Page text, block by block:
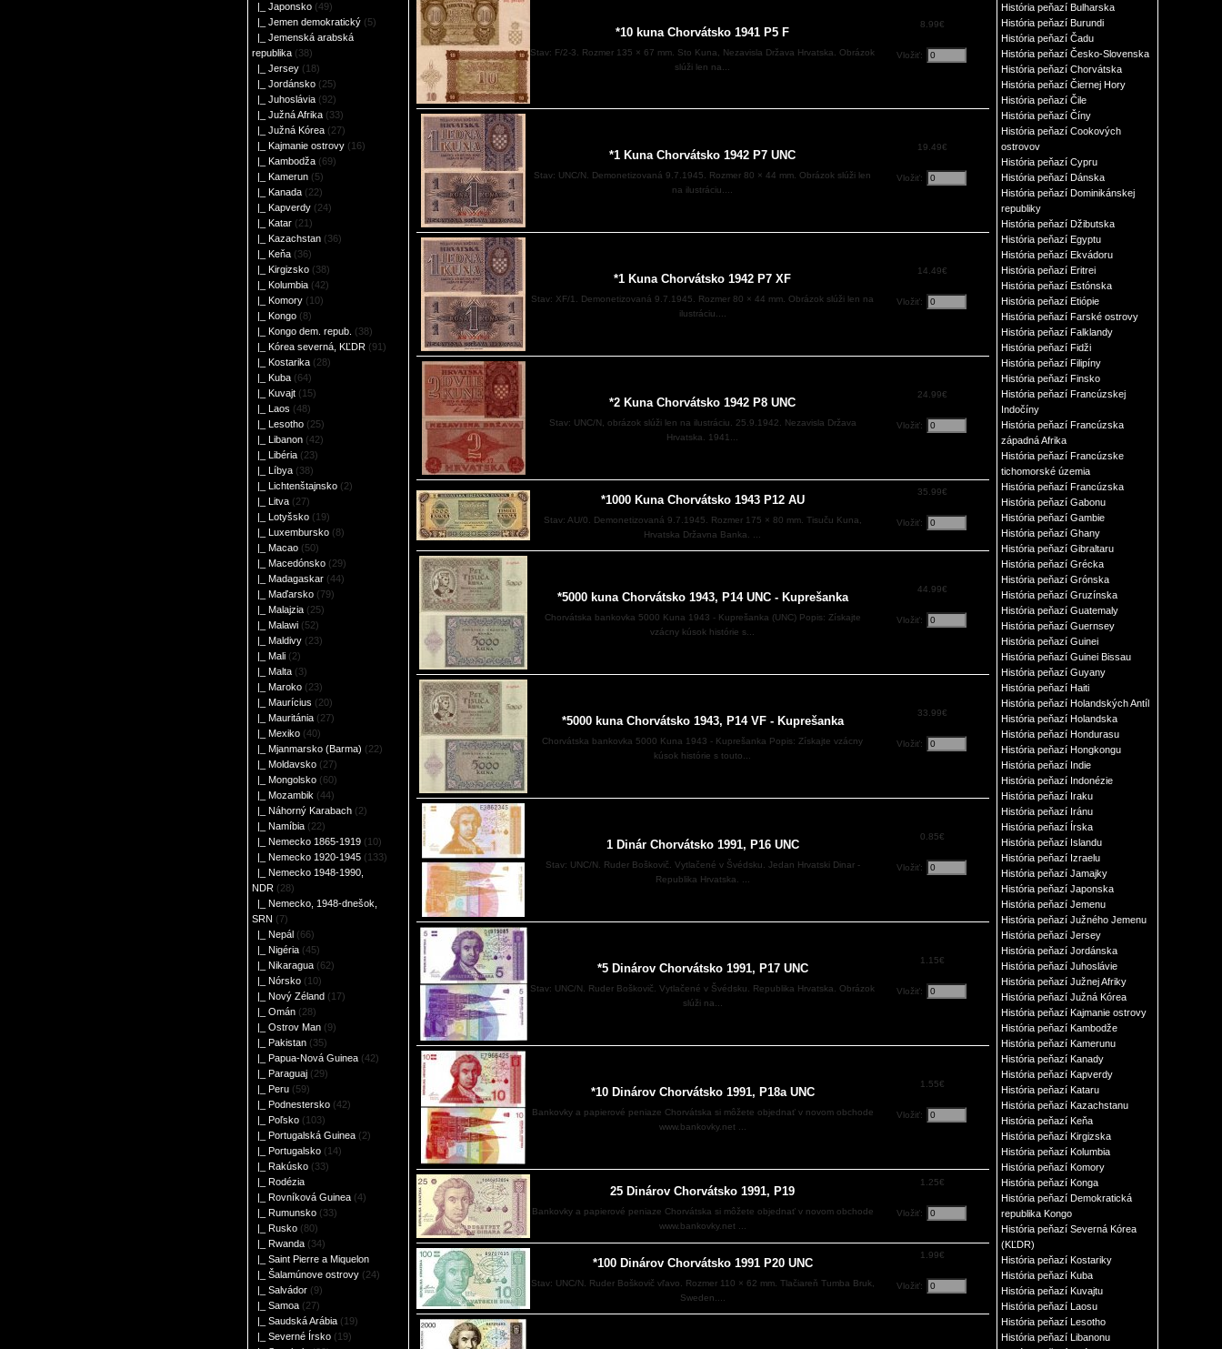
|_ Japonsko (49)
|_ Jemen demokratický (5)
|_ Jemenská arabská
republika (38)
|_ Jersey (18)
|_ Jordánsko (25)
|_ Juhoslávia (92)
|_ Južná Afrika (33)
|_ Južná Kórea (27)
|_ Kajmanie ostrovy (16)
|_ Kambodža (69)
|_ Kamerun (5)
|_ Kanada (22)
|_ Kapverdy (24)
|_ Katar (21)
|_ Kazachstan (36)
|_ Keňa (36)
|_ Kirgizsko (38)
|_ Kolumbia (42)
|_ Komory (10)
|_ Kongo (8)
|_ Kongo dem. repub. (38)
|_ Kórea severná, KĽDR (91)
|_ Kostarika (28)
|_ Kuba (64)
|_ Kuvajt (15)
|_ Laos (48)
|_ Lesotho (25)
|_ Libanon (42)
|_ Libéria (23)
|_ Líbya (38)
|_ Lichtenštajnsko (2)
|_ Litva (27)
|_ Lotyšsko (19)
|_ Luxembursko (8)
|_ Macao (50)
|_ Macedónsko (29)
|_ Madagaskar (44)
|_ Maďarsko (79)
|_ Malajzia (25)
|_ Malawi (52)
|_ Maldivy (23)
|_ Mali (2)
|_ Malta (3)
|_ Maroko (23)
|_ Maurícius (20)
|_ Mauritánia (27)
|_ Mexiko (40)
|_ Mjanmarsko (Barma) (22)
|_ Moldavsko (27)
|_ Mongolsko (60)
|_ Mozambik (44)
|_ Náhorný Karabach (2)
|_ Namíbia (22)
|_ Nemecko 1865-1919 (10)
|_ Nemecko 1920-1945 (133)
|_ Nemecko 1948-1990,
NDR (28)
|_ Nemecko, 1948-dnešok,
SRN (7)
|_ Nepál (66)
|_ Nigéria (45)
|_ Nikaragua (62)
|_ Nórsko (10)
|_ Nový Zéland (17)
|_ Omán (28)
|_ Ostrov Man (9)
|_ Pakistan (35)
|_ Papua-Nová Guinea (42)
|_ Paraguaj (29)
|_ Peru (59)
|_ Podnestersko (42)
|_ Poľsko (103)
|_ Portugalská Guinea (2)
|_ Portugalsko (14)
|_ Rakúsko (33)
|_ Rodézia
|_ Rovníková Guinea (4)
|_ Rumunsko (33)
|_ Rusko (80)
|_ Rwanda (34)
|_ Saint Pierre a Miquelon
|_ Šalamúnove ostrovy (24)
|_ Salvádor (9)
|_ Samoa (27)
|_ Saudská Arábia (19)
|_ Severné Írsko (19)
*10 kuna Chorvátsko 1941 P5 F
Stav: F/2-3. Rozmer 135 × 67 mm. Sto Kuna, Nezavisla Država Hrvatska. Obrázok
slúži len na...
8.99€
Vložiť:
*1 Kuna Chorvátsko 1942 P7 UNC
Stav: UNC/N. Demonetizovaná 9.7.1945. Rozmer 80 × 44 mm. Obrázok slúži len
na ilustráciu....
19.49€
Vložiť:
*1 Kuna Chorvátsko 1942 P7 XF
Stav: XF/1. Demonetizovaná 9.7.1945. Rozmer 80 × 44 mm. Obrázok slúži len na
ilustráciu....
14.49€
Vložiť:
*2 Kuna Chorvátsko 1942 P8 UNC
Stav: UNC/N, obrázok slúži len na ilustráciu. 25.9.1942. Nezavisla Država
Hrvatska. 1941...
24.99€
Vložiť:
*1000 Kuna Chorvátsko 1943 P12 AU
Stav: AU/0. Demonetizovaná 9.7.1945. Rozmer 175 × 80 mm. Tisuču Kuna,
Hrvatska Državna Banka. ...
35.99€
Vložiť:
*5000 kuna Chorvátsko 1943, P14 UNC - Kuprešanka
Chorvátska bankovka 5000 Kuna 1943 - Kuprešanka (UNC) Popis: Získajte
vzácny kúsok histórie s...
44.99€
Vložiť:
*5000 kuna Chorvátsko 1943, P14 VF - Kuprešanka
Chorvátska bankovka 5000 Kuna 1943 - Kuprešanka Popis: Získajte vzácny
kúsok histórie s touto...
33.99€
Vložiť:
1 Dinár Chorvátsko 1991, P16 UNC
Stav: UNC/N. Ruder Boškovič. Vytlačené v Švédsku. Jedan Hrvatski Dinar -
Republika Hrvatska. ...
0.85€
Vložiť:
*5 Dinárov Chorvátsko 1991, P17 UNC
Stav: UNC/N. Ruder Boškovič. Vytlačené v Švédsku. Republika Hrvatska. Obrázok
slúži na...
1.15€
Vložiť:
*10 Dinárov Chorvátsko 1991, P18a UNC
Bankovky a papierové peniaze Chorvátska si môžete objednať v novom obchode
www.bankovky.net ...
1.55€
Vložiť:
25 Dinárov Chorvátsko 1991, P19
Bankovky a papierové peniaze Chorvátska si môžete objednať v novom obchode
www.bankovky.net ...
1.25€
Vložiť:
*100 Dinárov Chorvátsko 1991 P20 UNC
Stav: UNC/N. Ruder Boškovič vľavo. Rozmer 110 × 62 mm. Tlačiareň Tumba Bruk,
Sweden....
1.99€
Vložiť:
História peňazí Bulharska
História peňazí Burundi
História peňazí Čadu
História peňazí Česko-Slovenska
História peňazí Chorvátska
História peňazí Čiernej Hory
História peňazí Čile
História peňazí Číny
História peňazí Cookových
ostrovov
História peňazí Cypru
História peňazí Dánska
História peňazí Dominikánskej
republiky
História peňazí Džibutska
História peňazí Egyptu
História peňazí Ekvádoru
História peňazí Eritrei
História peňazí Estónska
História peňazí Etiópie
História peňazí Farské ostrovy
História peňazí Falklandy
História peňazí Fidži
História peňazí Filipíny
História peňazí Finsko
História peňazí Francúzskej
Indočíny
História peňazí Francúzska
západná Afrika
História peňazí Francúzske
tichomorské územia
História peňazí Francúzska
História peňazí Gabonu
História peňazí Gambie
História peňazí Ghany
História peňazí Gibraltaru
História peňazí Grécka
História peňazí Grónska
História peňazí Gruzínska
História peňazí Guatemaly
História peňazí Guernsey
História peňazí Guinei
História peňazí Guinei Bissau
História peňazí Guyany
História peňazí Haiti
História peňazí Holandských Antíl
História peňazí Holandska
História peňazí Hondurasu
História peňazí Hongkongu
História peňazí Indie
História peňazí Indonézie
História peňazí Iraku
História peňazí Iránu
História peňazí Írska
História peňazí Islandu
História peňazí Izraelu
História peňazí Jamajky
História peňazí Japonska
História peňazí Jemenu
História peňazí Južného Jemenu
História peňazí Jersey
História peňazí Jordánska
História peňazí Juhoslávie
História peňazí Južnej Afriky
História peňazí Južná Kórea
História peňazí Kajmanie ostrovy
História peňazí Kambodže
História peňazí Kamerunu
História peňazí Kanady
História peňazí Kapverdy
História peňazí Kataru
História peňazí Kazachstanu
História peňazí Keňa
História peňazí Kirgizska
História peňazí Kolumbia
História peňazí Komory
História peňazí Konga
História peňazí Demokratická
republika Kongo
História peňazí Severná Kórea
(KĽDR)
História peňazí Kostariky
História peňazí Kuba
História peňazí Kuvajtu
História peňazí Laosu
História peňazí Lesotho
História peňazí Libanonu